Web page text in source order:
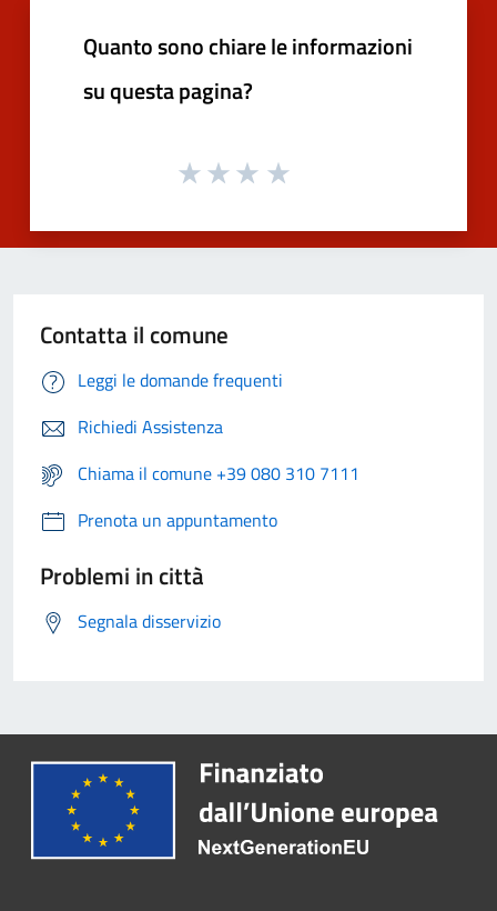
Quanto sono chiare le informazioni
su questa pagina?
Contatta il comune
Leggi le domande frequenti
Richiedi Assistenza
Chiama il comune +39 080 310 7111
Prenota un appuntamento
Problemi in città
Segnala disservizio